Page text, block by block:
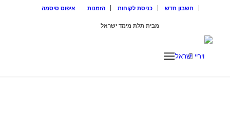
חשבון חדש כניסת לקוחות הזמנות איפוס סיסמה
מבית תלת מימד ישראל